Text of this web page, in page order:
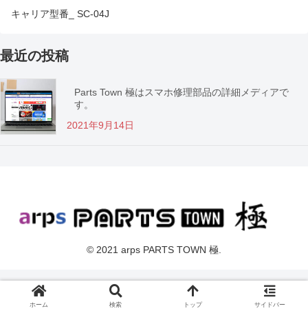
キャリア型番_ SC-04J
最近の投稿
Parts Town 極はスマホ修理部品の詳細メディアで
す。
2021年9月14日
© 2021 arps PARTS TOWN 極.
ホーム 検索 トップ サイドバー